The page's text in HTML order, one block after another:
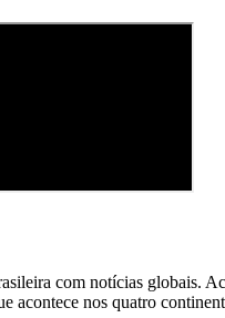
com notícias globais.
acontece nos quatro